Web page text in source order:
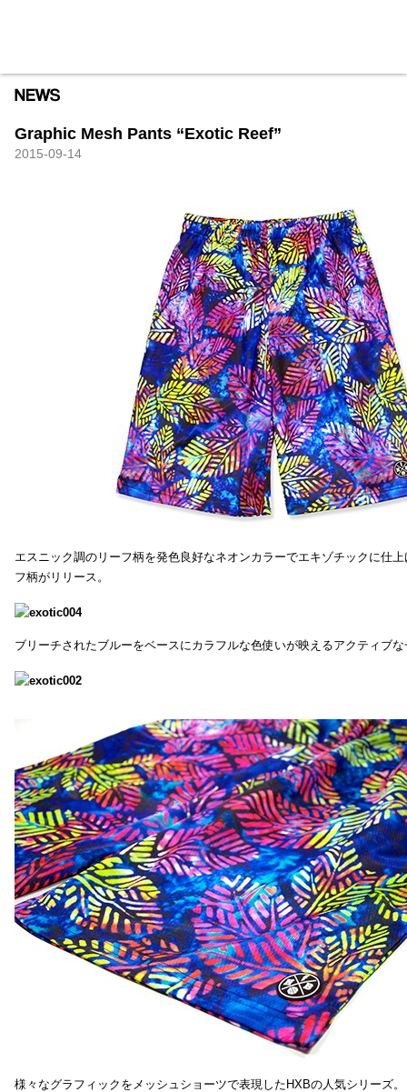
Graphic Mesh Pants “Exotic Reef”
2015-09-14
エスニック調のリーフ柄を発色良好なネオンカラーでエキゾチックに仕
フ柄がリリース。
ブリーチされたブルーをベースにカラフルな色使いが映えるアクティブ
様々なグラフィックをメッシュショーツで表現したHXBの人気シリーズ。